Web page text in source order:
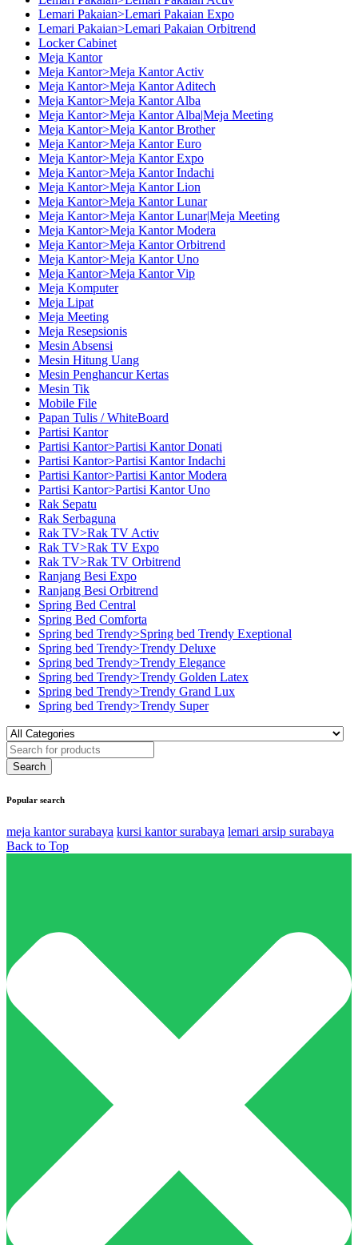
Lemari Pakaian>Lemari Pakaian Expo
Lemari Pakaian>Lemari Pakaian Orbitrend
Locker Cabinet
Meja Kantor
Meja Kantor>Meja Kantor Activ
Meja Kantor>Meja Kantor Aditech
Meja Kantor>Meja Kantor Alba
Meja Kantor>Meja Kantor Alba|Meja Meeting
Meja Kantor>Meja Kantor Brother
Meja Kantor>Meja Kantor Euro
Meja Kantor>Meja Kantor Expo
Meja Kantor>Meja Kantor Indachi
Meja Kantor>Meja Kantor Lion
Meja Kantor>Meja Kantor Lunar
Meja Kantor>Meja Kantor Lunar|Meja Meeting
Meja Kantor>Meja Kantor Modera
Meja Kantor>Meja Kantor Orbitrend
Meja Kantor>Meja Kantor Uno
Meja Kantor>Meja Kantor Vip
Meja Komputer
Meja Lipat
Meja Meeting
Meja Resepsionis
Mesin Absensi
Mesin Hitung Uang
Mesin Penghancur Kertas
Mesin Tik
Mobile File
Papan Tulis / WhiteBoard
Partisi Kantor
Partisi Kantor>Partisi Kantor Donati
Partisi Kantor>Partisi Kantor Indachi
Partisi Kantor>Partisi Kantor Modera
Partisi Kantor>Partisi Kantor Uno
Rak Sepatu
Rak Serbaguna
Rak TV>Rak TV Activ
Rak TV>Rak TV Expo
Rak TV>Rak TV Orbitrend
Ranjang Besi Expo
Ranjang Besi Orbitrend
Spring Bed Central
Spring Bed Comforta
Spring bed Trendy>Spring bed Trendy Exeptional
Spring bed Trendy>Trendy Deluxe
Spring bed Trendy>Trendy Elegance
Spring bed Trendy>Trendy Golden Latex
Spring bed Trendy>Trendy Grand Lux
Spring bed Trendy>Trendy Super
Popular search
meja kantor surabaya kursi kantor surabaya lemari arsip surabaya
Back to Top